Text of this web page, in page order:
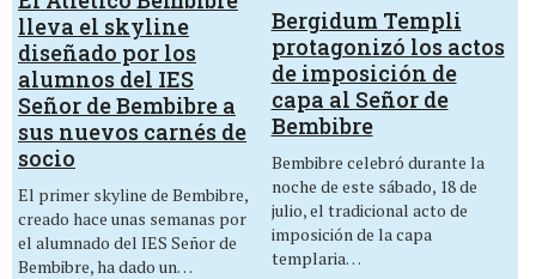
lleva el skyline
diseñado por los
alumnos del IES
Señor de Bembibre a
sus nuevos carnés de
socio
El primer skyline de Bembibre,
creado hace unas semanas por
el alumnado del IES Señor de
Bembibre, ha dado un…
Bergidum Templi
protagonizó los actos
de imposición de
capa al Señor de
Bembibre
Bembibre celebró durante la
noche de este sábado, 18 de
julio, el tradicional acto de
imposición de la capa
templaria…